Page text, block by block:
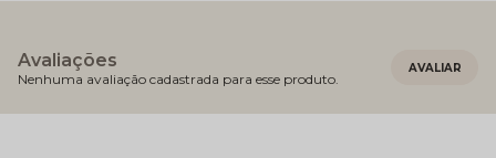
Avaliações
Nenhuma avaliação cadastrada para esse produto.